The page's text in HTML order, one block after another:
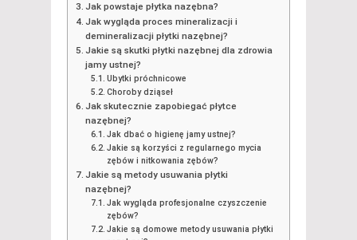
Jak powstaje płytka nazębna?
Jak wygląda proces mineralizacji i
demineralizacji płytki nazębnej?
Jakie są skutki płytki nazębnej dla zdrowia
jamy ustnej?
Ubytki próchnicowe
Choroby dziąseł
Jak skutecznie zapobiegać płytce
nazębnej?
Jak dbać o higienę jamy ustnej?
Jakie są korzyści z regularnego mycia
zębów i nitkowania zębów?
Jakie są metody usuwania płytki
nazębnej?
Jak wygląda profesjonalne czyszczenie
zębów?
Jakie są domowe metody usuwania płytki